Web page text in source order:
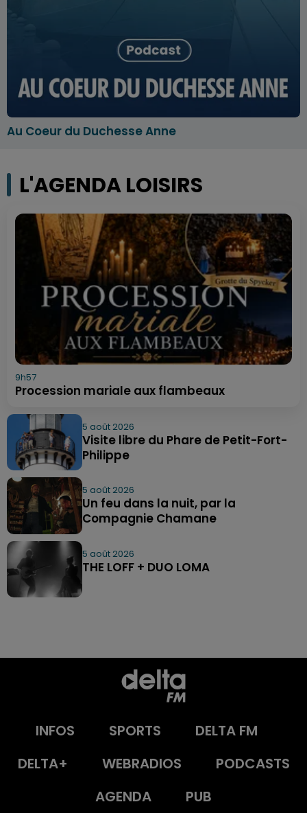
Au Coeur du Duchesse Anne
L'AGENDA LOISIRS
9h57
Procession mariale aux flambeaux
5 août 2026
Visite libre du Phare de Petit-Fort-
Philippe
5 août 2026
Un feu dans la nuit, par la
Compagnie Chamane
5 août 2026
THE LOFF + DUO LOMA
INFOS SPORTS
DELTA FM
DELTA+
WEBRADIOS
PODCASTS
AGENDA
PUB